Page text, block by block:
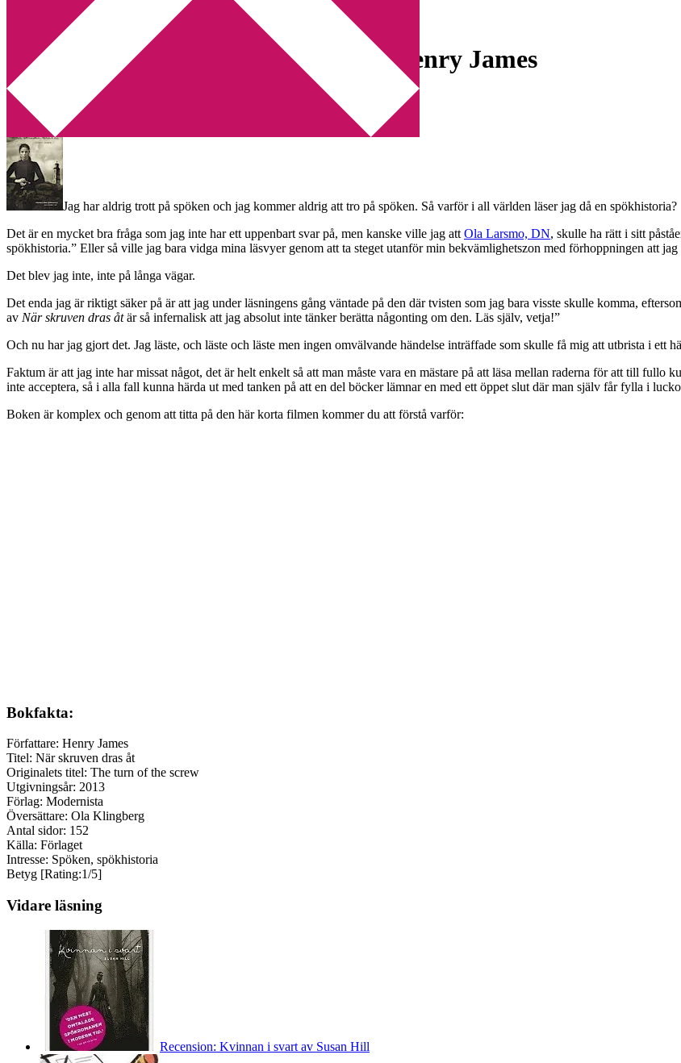
You are here:Home Recension: När skruven dras åt av Henry James
Recension: När skruven dras åt av Henry James
2013-03-30 Annika
Jag har aldrig trott på spöken och jag kommer aldrig att tro på spöken. Så varför i all världen läser jag då en spökhistoria?
Det är en mycket bra fråga som jag inte har ett uppenbart svar på, men kanske ville jag att Ola Larsmo, DN, skulle ha rätt i sitt
spökhistoria.” Eller så ville jag bara vidga mina läsvyer genom att ta steget utanför min bekvämlighetszon med förhoppningen att
Det blev jag inte, inte på långa vägar.
Det enda jag är riktigt säker på är att jag under läsningens gång väntade på den där tvisten som jag bara visste skulle komma,
av När skruven dras åtär så infernalisk att jag absolut inte tänker berätta någonting om den. Läs själv, vetja!”
Och nu har jag gjort det. Jag läste, och läste och läste men ingen omvälvande händelse inträffade som skulle få mig att utbrista i ett
Faktum är att jag inte har missat något, det är helt enkelt så att man måste vara en mästare på att läsa mellan raderna för att till
inte acceptera, så i alla fall kunna härda ut med tanken på att en del böcker lämnar en med ett öppet slut där man själv får fylla i
Boken är komplex och genom att titta på den här korta filmen kommer du att förstå varför:
Bokfakta:
Författare: Henry James
Titel: När skruven dras åt
Originalets titel: The turn of the screw
Utgivningsår: 2013
Förlag: Modernista
Översättare: Ola Klingberg
Antal sidor: 152
Källa: Förlaget
Intresse: Spöken, spökhistoria
Betyg [Rating:1/5]
Vidare läsning
Recension: Kvinnan i svart av Susan Hill